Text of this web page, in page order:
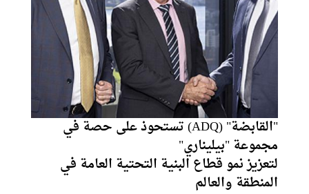
"القابضة" (ADQ) تستحوذ على حصة في
مجموعة "بيليناري"
لتعزيز نمو قطاع البنية التحتية العامة في
المنطقة والعالم